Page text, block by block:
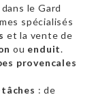
dans le Gard
spécialisés
et la vente de
ou enduit.
provencales
: de